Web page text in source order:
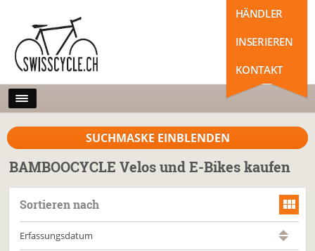
HÄNDLER
INSERIEREN
KONTAKT
SUCHMASKE EINBLENDEN
BAMBOOCYCLE Velos und E-Bikes kaufen
Sortieren nach
Erfassungsdatum